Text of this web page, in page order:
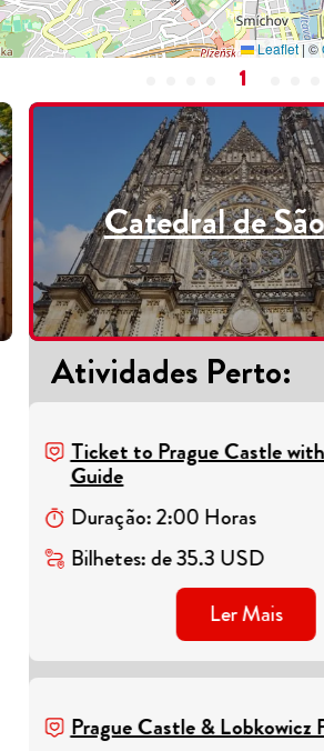
Leaflet|©
1
Catedral de
Atividades Perto:
Ticket to Prague Castle
Guide
Duração:2:00 Horas
Bilhetes:de35.3 USD
Ler Mais
Prague Castle & Lobkowicz